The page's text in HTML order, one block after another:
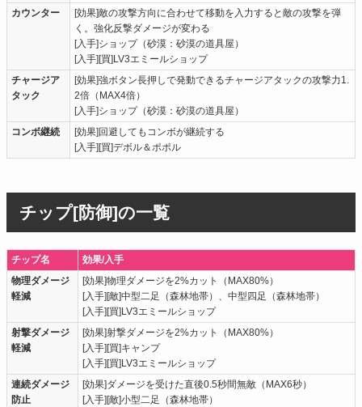
カウンター
[効果]敵の攻撃方向に合わせて移動を入力すると敵の攻撃を弾
く。強化反撃ダメージが変わる
[入手]ショップ（砂漠：砂漠の道具屋）
[入手][買]LV3エミールショップ
チャージア
タック
[効果]強ボタン長押しで発動できるチャージアタックの攻撃力1.
2倍（MAX4倍）
[入手]ショップ（砂漠：砂漠の道具屋）
コンボ継続
[効果]回避してもコンボが継続する
[入手][買]デボル＆ポポル
チップ[防御]の一覧
チップ名
効果/入手
物理ダメージ
軽減
[効果]物理ダメージを2%カット（MAX80%）
[入手][敵]中型二足（森林地帯）、中型四足（森林地帯）
[入手][買]LV3エミールショップ
射撃ダメージ
軽減
[効果]射撃ダメージを2%カット（MAX80%）
[入手][買]キャンプ
[入手][買]LV3エミールショップ
連続ダメージ
防止
[効果]ダメージを受けた直後0.5秒間無敵（MAX6秒）
[入手][敵]小型二足（森林地帯）